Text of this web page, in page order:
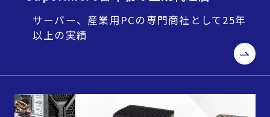
サーバー、産業用PCの専門商社として25年
以上の実績